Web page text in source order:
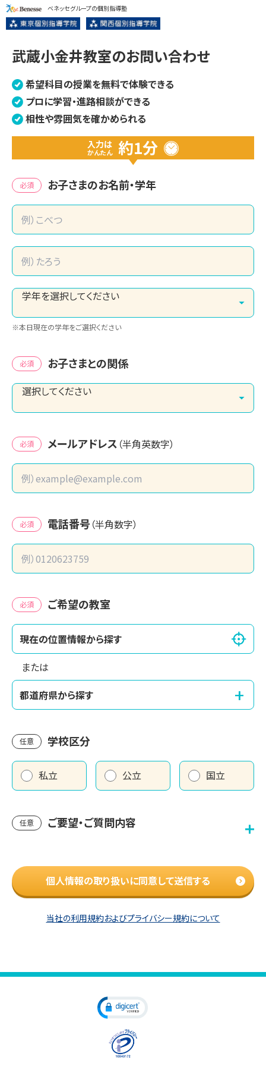
ベネッセグループの個別指導塾
武蔵小金井教室のお問い合わせ
希望科目の授業を無料で体験できる
プロに学習・進路相談ができる
相性や雰囲気を確かめられる
入力は
かんたん 約1分
必須 お子さまのお名前・学年
※本日現在の学年をご選択ください
必須 お子さまとの関係
必須 メールアドレス （半角英数字）
必須 電話番号 （半角数字）
必須 ご希望の教室
現在の位置情報から探す
または
都道府県から探す
+
任意 学校区分
私立 公立 国立
任意 ご要望・ご質問内容
個人情報の取り扱いに同意して送信する
当社の利用規約およびプライバシー規約について